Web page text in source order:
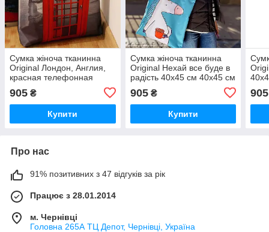
Сумка жіноча тканинна
Original Лондон, Англия,
красная телефонная
(SV_WB007_BL)
905 ₴
Купити
Сумка жіноча тканинна
Original Нехай все буде в
радість 40x45 см 40x45 см
905₴
Купити
905
Про нас
91% позитивних з 47 відгуків за рік
Працює з 28.01.2014
м. Чернівці
Головна 265А ТЦ Депот, Чернівці, Україна